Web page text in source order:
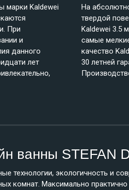
марки Kaldewei
При
и
данного
лет
На
твердой
Kaldewei 3.5
самые
качество
30 летней
ванны STEFAN
технологии, экологичность и
комнат. Максимально